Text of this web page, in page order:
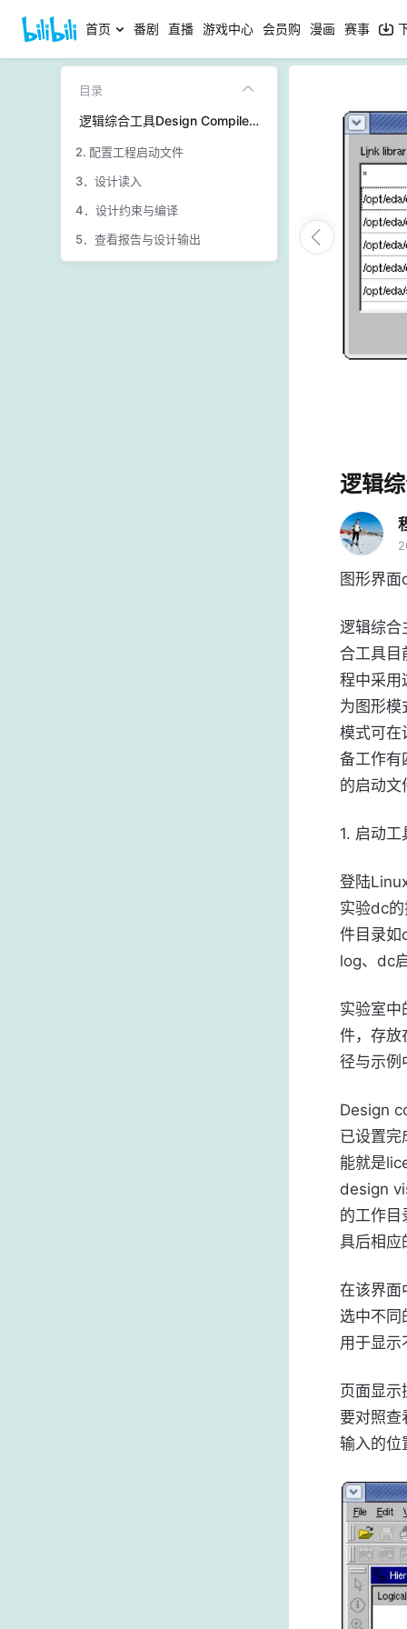
首页 番剧 直播 游戏中心 会员购 漫画 赛事
目录
逻辑综合工具Design Compiler使用教程
2. 配置工程启动文件
3．设计读入
4．设计约束与编译
5．查看报告与设计输出
逻辑
图形界
逻辑综合
合工具
程中采用
为图形
模式可在
备工作有
的启动文
1. 启动工
登陆
实验dc
件目录
log、dc
实验室
件，存
径与示例
Design
已设置完
能就是
design
的工作
具后相应
在该界面
选中不同
用于显
页面显
要对照
输入的位